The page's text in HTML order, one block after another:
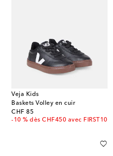
Veja Kids
Baskets Volley en cuir
CHF 85
original price
-10 % dès CHF450 avec FIRST10